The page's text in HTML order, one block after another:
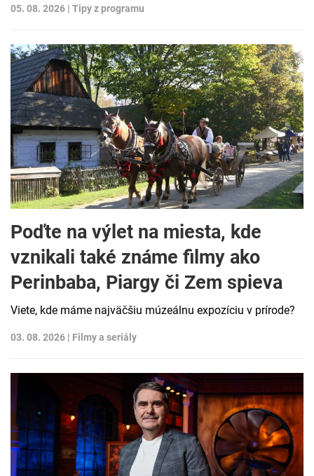
05. 08. 2026 | Tipy z programu
Poďte na výlet na miesta, kde
vznikali také známe filmy ako
Perinbaba, Piargy či Zem spieva
Viete, kde máme najväčšiu múzeálnu expozíciu v prírode?
03. 08. 2026 | Filmy a seriály